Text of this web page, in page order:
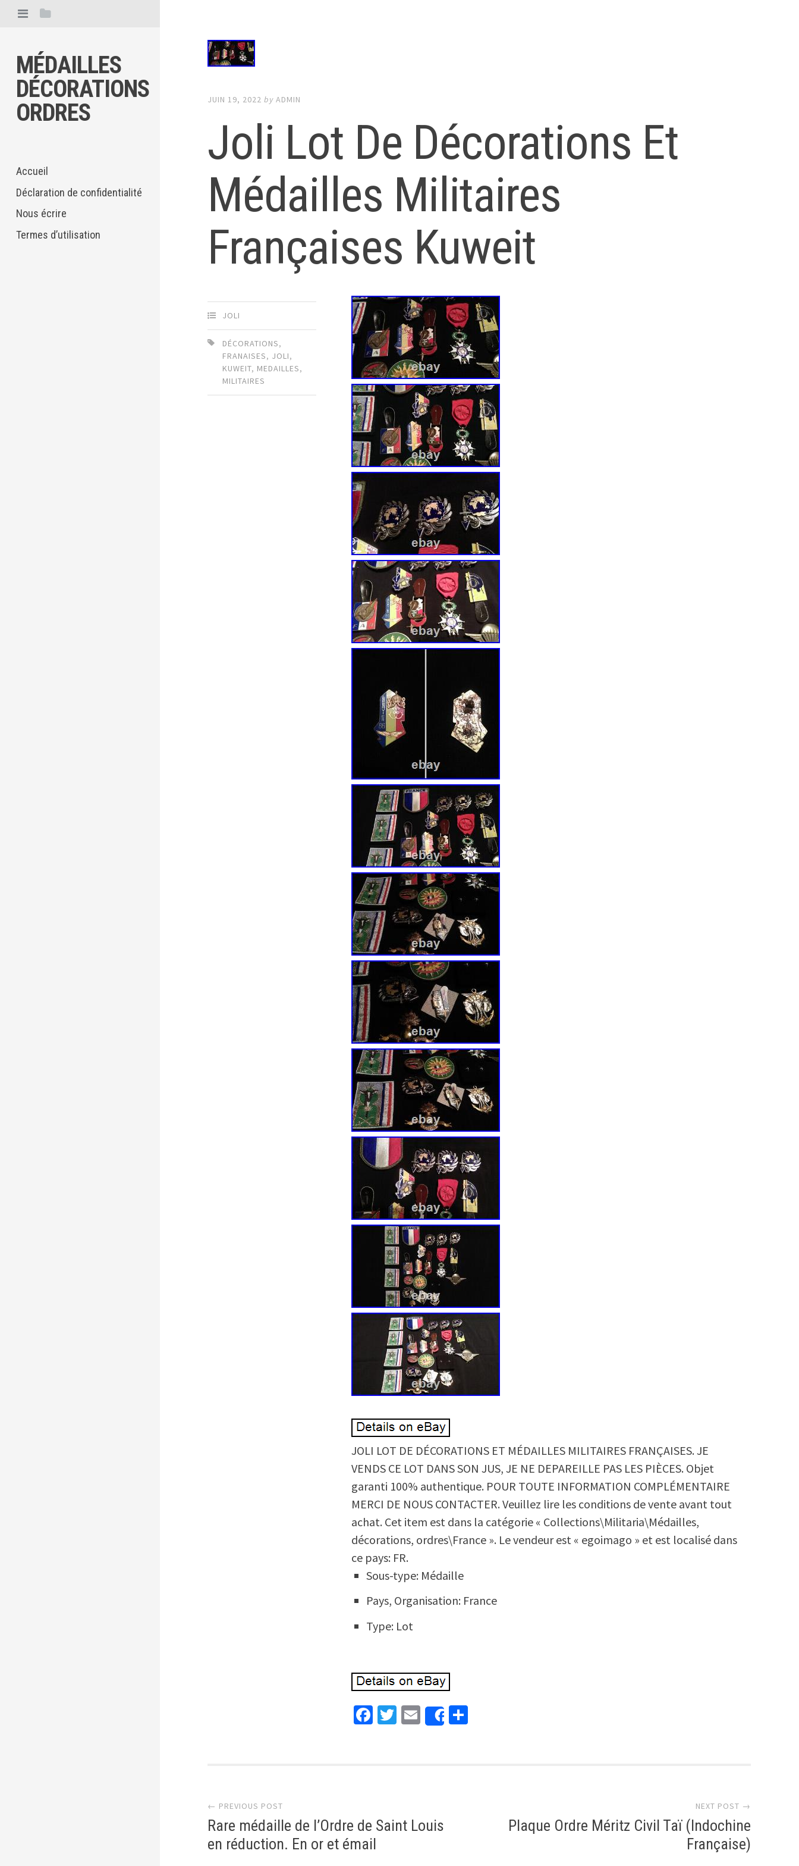
MÉDAILLES
DÉCORATIONS
ORDRES
Accueil
Déclaration de confidentialité
Nous écrire
Termes d’utilisation
JUIN 19, 2022 byADMIN
Joli Lot De Décorations Et
Médailles Militaires
Françaises Kuweit
JOLI
DÉCORATIONS,
FRANAISES, JOLI,
KUWEIT, MEDAILLES,
MILITAIRES
JOLI LOT DE DÉCORATIONS ET MÉDAILLES MILITAIRES FRANÇAISES. JE
VENDS CE LOT DANS SON JUS, JE NE DEPAREILLE PAS LES PIÈCES. Objet
garanti 100% authentique. POUR TOUTE INFORMATION COMPLÉMENTAIRE
MERCI DE NOUS CONTACTER. Veuillez lire les conditions de vente avant tout
achat. Cet item est dans la catégorie « Collections\Militaria\Médailles,
décorations, ordres\France ». Le vendeur est « egoimago » et est localisé dans
ce pays: FR.
Sous-type: Médaille
Pays, Organisation: France
Type: Lot
Facebook
Twitter
EmailShare
← PREVIOUS POST
Rare médaille de l’Ordre de Saint Louis
en réduction. En or et émail
NEXT POST →
Plaque Ordre Méritz Civil Taï (Indochine
Française)